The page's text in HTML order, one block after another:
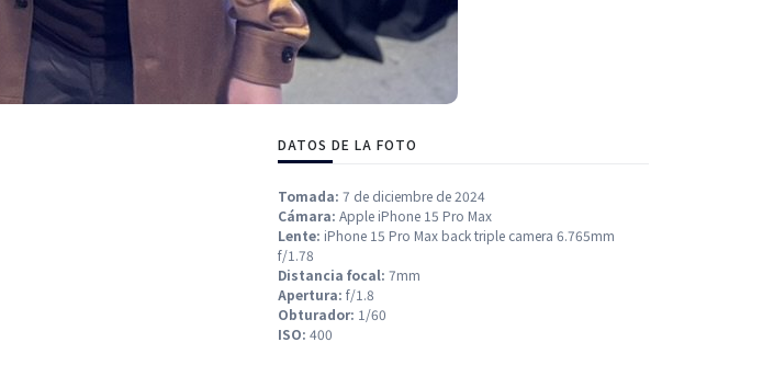
DATOS DE LA FOTO
Tomada: 7 de diciembre de 2024
Cámara: Apple iPhone 15 Pro Max
Lente: iPhone 15 Pro Max back triple camera 6.765mm
f/1.78
Distancia focal: 7mm
Apertura: f/1.8
Obturador: 1/60
ISO: 400